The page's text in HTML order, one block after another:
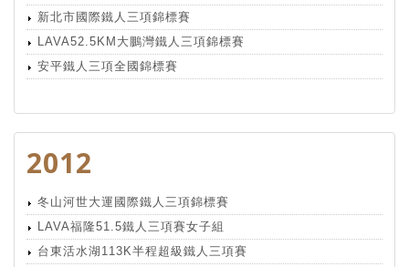
新北市國際鐵人三項錦標賽
LAVA52.5KM大鵬灣鐵人三項錦標賽
安平鐵人三項全國錦標賽
2012
冬山河世大運國際鐵人三項錦標賽
LAVA福隆51.5鐵人三項賽女子組
台東活水湖113K半程超級鐵人三項賽